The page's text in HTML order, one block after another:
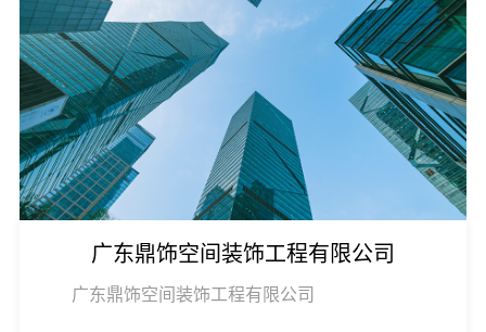
广东鼎饰空间装饰工程有限公司
广东鼎饰空间装饰工程有限公司